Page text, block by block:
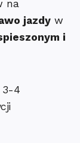
na
jazdy w
i
3-4